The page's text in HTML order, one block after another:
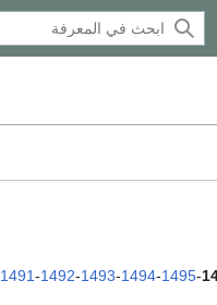
1491-1492-1493-1494-1495-